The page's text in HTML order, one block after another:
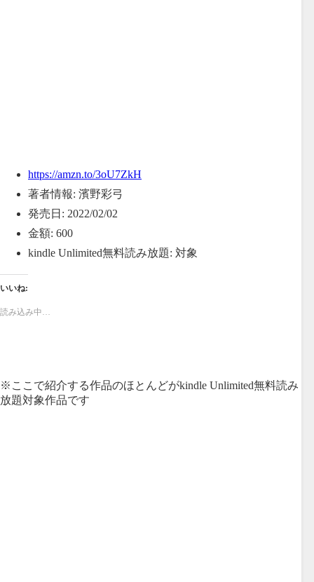
https://amzn.to/3oU7ZkH
著者情報: 濱野彩弓
発売日: 2022/02/02
金額: 600
kindle Unlimited無料読み放題: 対象
いいね:
読み込み中…
※ここで紹介する作品のほとんどがkindle Unlimited無料読み
放題対象作品です